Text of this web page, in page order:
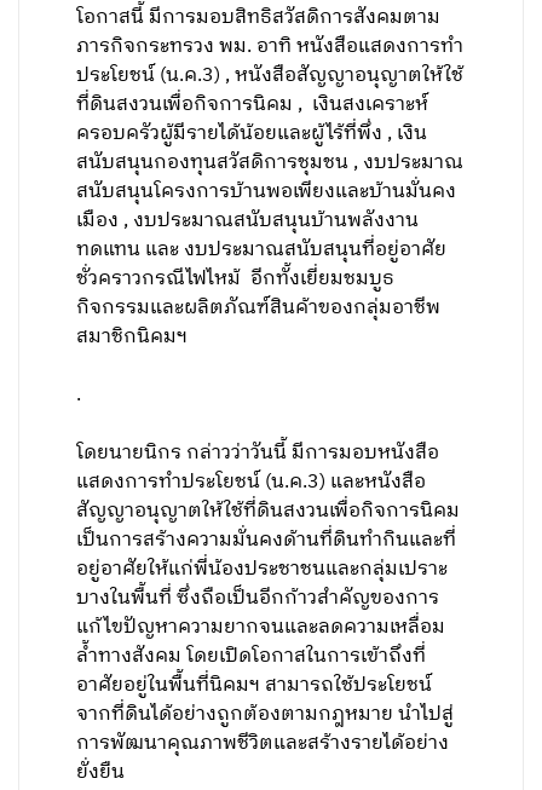
โอกาสนี้ มีการมอบสิทธิสวัสดิการสังคมตาม
ภารกิจกระทรวง พม. อาทิ หนังสือแสดงการทำ
ประโยชน์ (น.ค.3) , หนังสือสัญญาอนุญาตให้ใช้
ที่ดินสงวนเพื่อกิจการนิคม , เงินสงเคราะห์
ครอบครัวผู้มีรายได้น้อยและผู้ไร้ที่พึ่ง , เงิน
สนับสนุนกองทุนสวัสดิการชุมชน , งบประมาณ
สนับสนุนโครงการบ้านพอเพียงและบ้านมั่นคง
เมือง , งบประมาณสนับสนุนบ้านพลังงาน
ทดแทน และ งบประมาณสนับสนุนที่อยู่อาศัย
ชั่วคราวกรณีไฟไหม้ อีกทั้งเยี่ยมชมบูธ
กิจกรรมและผลิตภัณฑ์สินค้าของกลุ่มอาชีพ
สมาชิกนิคมฯ
.
โดยนายนิกร กล่าวว่าวันนี้ มีการมอบหนังสือ
แสดงการทำประโยชน์ (น.ค.3) และหนังสือ
สัญญาอนุญาตให้ใช้ที่ดินสงวนเพื่อกิจการนิคม
เป็นการสร้างความมั่นคงด้านที่ดินทำกินและที่
อยู่อาศัยให้แก่พี่น้องประชาชนและกลุ่มเปราะ
บางในพื้นที่ ซึ่งถือเป็นอีกก้าวสำคัญของการ
แก้ไขปัญหาความยากจนและลดความเหลื่อม
ล้ำทางสังคม โดยเปิดโอกาสในการเข้าถึงที่
อาศัยอยู่ในพื้นที่นิคมฯ สามารถใช้ประโยชน์
จากที่ดินได้อย่างถูกต้องตามกฎหมาย นำไปสู่
การพัฒนาคุณภาพชีวิตและสร้างรายได้อย่าง
ยั่งยืน